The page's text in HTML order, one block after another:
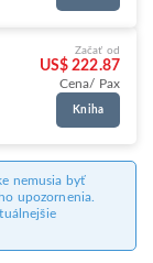
Začať od
US$ 222.87
Cena/ Pax
Kniha
nemusia byť
upozornenia.